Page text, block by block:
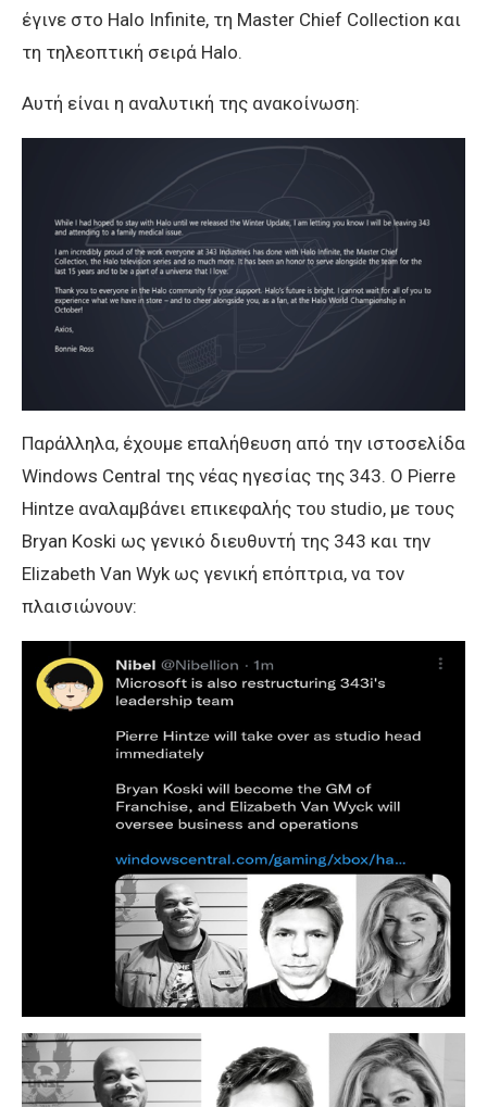
έγινε στο Halo Infinite, τη Master Chief Collection και
τη τηλεοπτική σειρά Halo.
Αυτή είναι η αναλυτική της ανακοίνωση:
Παράλληλα, έχουμε επαλήθευση από την ιστοσελίδα
Windows Central της νέας ηγεσίας της 343. Ο Pierre
Hintze αναλαμβάνει επικεφαλής του studio, με τους
Bryan Koski ως γενικό διευθυντή της 343 και την
Elizabeth Van Wyk ως γενική επόπτρια, να τον
πλαισιώνουν: